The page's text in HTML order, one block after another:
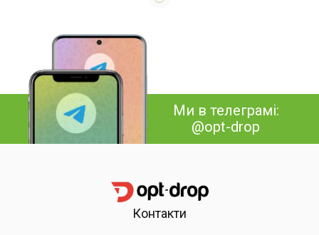
Ми в телеграмі:
@opt-drop
Контакти